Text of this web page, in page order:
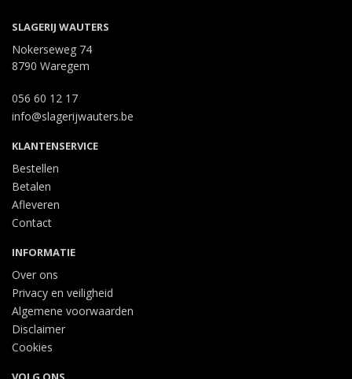
SLAGERIJ WAUTERS
Nokerseweg 74
8790 Waregem
056 60 12 17
info@slagerijwauters.be
KLANTENSERVICE
Bestellen
Betalen
Afleveren
Contact
INFORMATIE
Over ons
Privacy en veiligheid
Algemene voorwaarden
Disclaimer
Cookies